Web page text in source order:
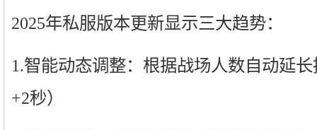
2025年私服版本更新显示三大趋势：
1.智能动态调整：根据战场人数自动延
+2秒）